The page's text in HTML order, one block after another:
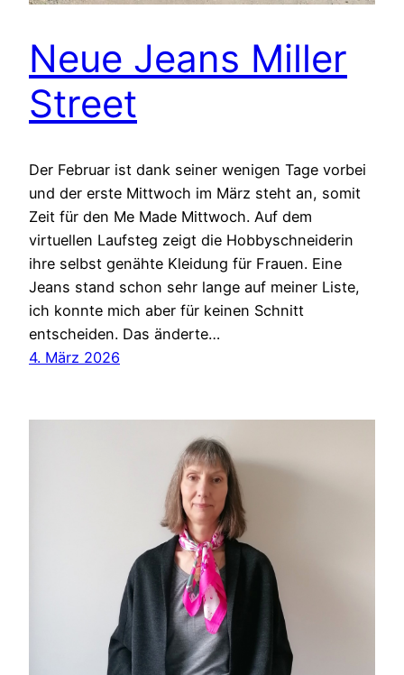
Neue Jeans Miller
Street
Der Februar ist dank seiner wenigen Tage vorbei
und der erste Mittwoch im März steht an, somit
Zeit für den Me Made Mittwoch. Auf dem
virtuellen Laufsteg zeigt die Hobbyschneiderin
ihre selbst genähte Kleidung für Frauen. Eine
Jeans stand schon sehr lange auf meiner Liste,
ich konnte mich aber für keinen Schnitt
entscheiden. Das änderte…
4. März 2026